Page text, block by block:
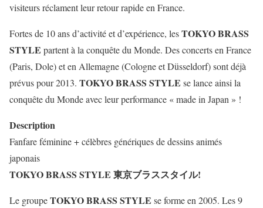
visiteurs réclament leur retour rapide en France.
Fortes de 10 ans d’activité et d’expérience, lesTOKYO BRASS
STYLE partent à la conquête du Monde. Des concerts en France
(Paris, Dole) et en Allemagne (Cologne et Düsseldorf) sont déjà
prévus pour 2013. TOKYO BRASS STYLE se lance ainsi la
conquête du Monde avec leur performance « made in Japan » !
Description
Fanfare féminine + célèbres génériques de dessins animés
japonais
TOKYO BRASS STYLE 東京ブラススタイル!
Le groupeTOKYO BRASS STYLE se forme en 2005. Les 9